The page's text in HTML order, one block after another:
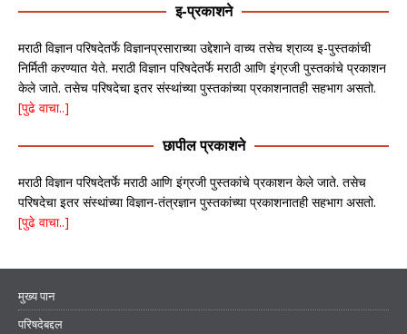
इ-प्रकाशने
मराठी विज्ञान परिषदेतर्फे विज्ञानप्रसाराच्या उद्देशाने वाच्य तसेच श्राव्य इ-पुस्तकांची
निर्मिती करण्यात येते. मराठी विज्ञान परिषदेतर्फे मराठी आणि इंग्रजी पुस्तकांचे प्रकाशन
केले जाते. तसेच परिषदेचा इतर संस्थांच्या पुस्तकांच्या प्रकाशनातही सहभाग असतो.
[पुढे वाचा..]
छापील प्रकाशने
मराठी विज्ञान परिषदेतर्फे मराठी आणि इंग्रजी पुस्तकांचे प्रकाशन केले जाते. तसेच
परिषदेचा इतर संस्थांच्या विज्ञान-तंत्रज्ञान पुस्तकांच्या प्रकाशनातही सहभाग असतो.
[पुढे वाचा..]
मुख्य पान
परिषदेबद्दल